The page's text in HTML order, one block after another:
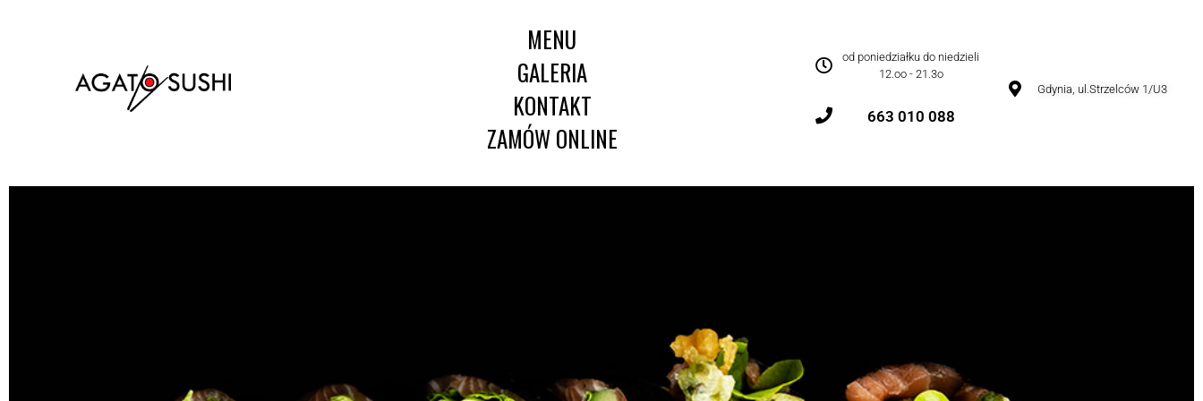
MENU
GALERIA
KONTAKT
ZAMÓW ONLINE
od poniedziałku do niedzieli
12.oo - 21.3o
663 010 088
Gdynia, ul.Strzelców 1/U3